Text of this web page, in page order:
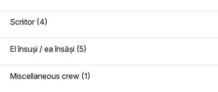
Scriitor (4)
El însuşi / ea însăşi (5)
Miscellaneous crew (1)